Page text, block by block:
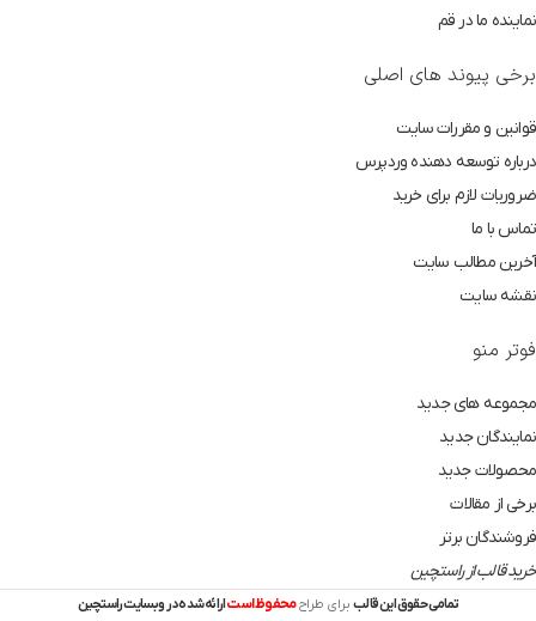
نماینده ما در قم
برخی پیوند های اصلی
قوانین و مقررات سایت
درباره توسعه دهنده وردپرس
ضروریات لازم برای خرید
تماس با ما
آخرین مطالب سایت
نقشه سایت
فوتر منو
مجموعه های جدید
نمایندگان جدید
محصولات جدید
برخی از مقالات
فروشندگان برتر
خرید قالب از راستچین
تمامی حقوق این قالب برای طراحمحفوظ استارائه شده در وبسایت راستچین